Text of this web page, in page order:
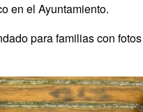
en el Ayuntamiento.
para familias con